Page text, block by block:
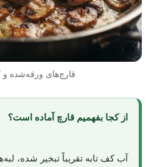
قارچ‌های ورقه‌شده و
از کجا بفهمیم قارچ آماده است؟
آب کف تابه تقریباً تبخیر شده،